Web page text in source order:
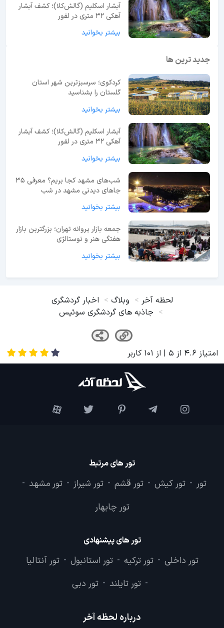
آبشار اسکلیم (گالش‌کلا)؛ کشف آبشار
آهکی ۳۲ متری در لفور
بیشتر بخوانید
جدید ترین ها
کردکوی؛ سرسبزترین شهر استان
گلستان را بشناسید
بیشتر بخوانید
آبشار اسکلیم (گالش‌کلا)؛ کشف آبشار
آهکی ۳۲ متری در لفور
بیشتر بخوانید
شب‌های مشهد کجا بریم؟ معرفی 35
جاهای دیدنی مشهد در شب
بیشتر بخوانید
جمعه بازار پروانه تهران؛ بزرگترین بازار
هفتگی هنر و نوستالژی
بیشتر بخوانید
لحظه آخر وبلاگ
اخبار گردشگری
جاذبه های گردشگری سوئیس
امتیاز 4.6 از 5 | از 101 کاربر
تور های مرتبط
تور - تور کیش - تور قشم - تور شیراز - تور مشهد -
تور چابهار
تور های پیشنهادی
تور داخلی - تور ترکیه - تور استانبول - تور آنتالیا
- تور تایلند - تور دبی
درباره لحظه آخر